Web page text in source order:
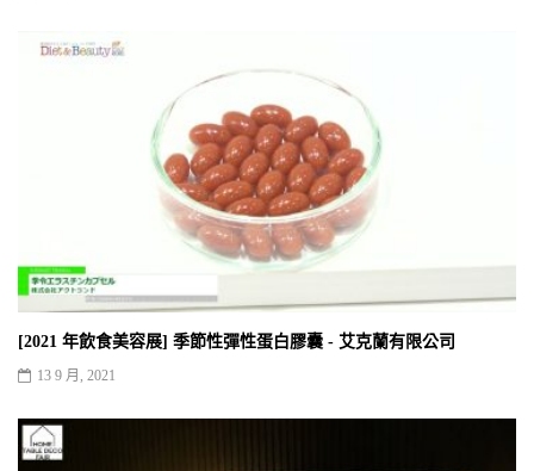
[2021 年飲食美容展] 季節性彈性蛋白膠囊 - 艾克蘭有限公司
13 9 月, 2021